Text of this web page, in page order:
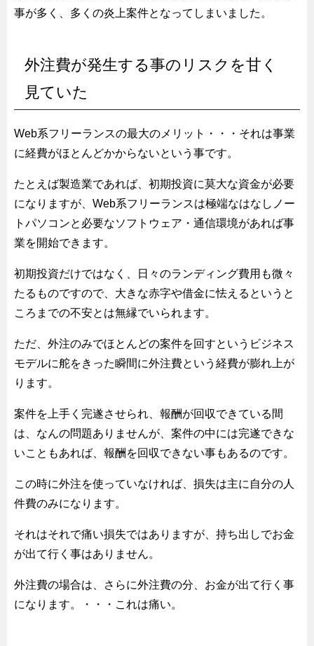
事が多く、多くの炎上案件となってしまいました。
外注費が発生する事のリスクを甘く
見ていた
Web系フリーランスの最大のメリット・・・それは事業
に経費がほとんどかからないという事です。
たとえば製造業であれば、初期投資に莫大な資金が必要
になりますが、Web系フリーランスは極端なはなしノー
トパソコンと必要なソフトウェア・通信環境があれば事
業を開始できます。
初期投資だけではなく、日々のランディング費用も微々
たるものですので、大きな赤字や借金に怯えるというと
ころまでの不安とは無縁でいられます。
ただ、外注のみでほとんどの案件を回すというビジネス
モデルに舵をきった瞬間に外注費という経費が膨れ上が
ります。
案件を上手く完遂させられ、報酬が回収できている間
は、なんの問題ありませんが、案件の中には完遂できな
いこともあれば、報酬を回収できない事もあるのです。
この時に外注を使っていなければ、損失は主に自分の人
件費のみになります。
それはそれで痛い損失ではありますが、持ち出しでお金
が出て行く事はありません。
外注費の場合は、さらに外注費の分、お金が出て行く事
になります。・・・これは痛い。